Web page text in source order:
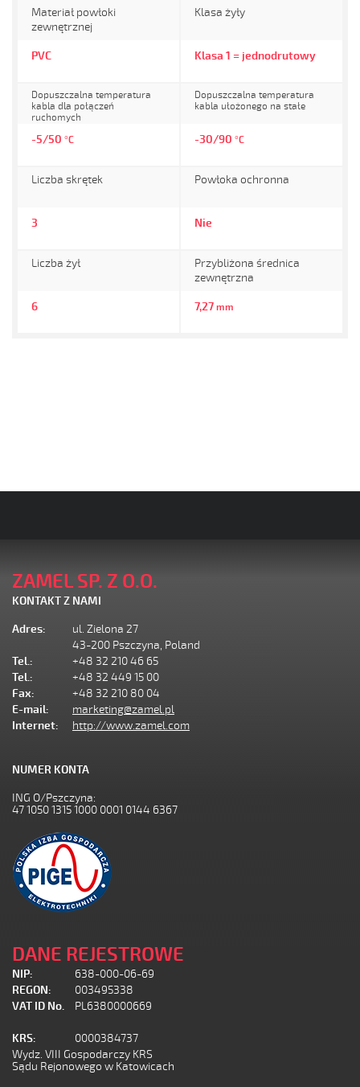
Materiał powłoki
zewnętrznej
PVC
Klasa żyły
Klasa 1 = jednodrutowy
Dopuszczalna temperatura
kabla dla połączeń
ruchomych
-5/50 °C
Dopuszczalna temperatura
kabla ułożonego na stałe
-30/90 °C
Liczba skrętek
3
Powłoka ochronna
Nie
Liczba żył
6
Przybliżona średnica
zewnętrzna
7,27 mm
ZAMEL SP. Z O.O.
KONTAKT Z NAMI
Adres:
ul. Zielona 27
43-200 Pszczyna, Poland
Tel.:
+48 32 210 46 65
Tel.:
+48 32 449 15 00
Fax:
+48 32 210 80 04
E-mail:
marketing@zamel.pl
Internet:
http://www.zamel.com
NUMER KONTA
ING O/Pszczyna:
47 1050 1315 1000 0001 0144 6367
DANE REJESTROWE
NIP:
638-000-06-69
REGON:
003495338
VAT ID No.
PL6380000669
KRS:
0000384737
Wydz. VIII Gospodarczy KRS
Sądu Rejonowego w Katowicach